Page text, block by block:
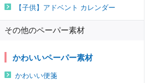
【子供】アドベント カレンダー
その他のペーパー素材
かわいいペーパー素材
かわいい便箋